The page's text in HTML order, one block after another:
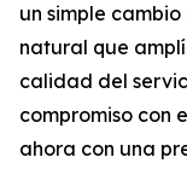
un simple
natural que
calidad del
compromiso con
ahora con una